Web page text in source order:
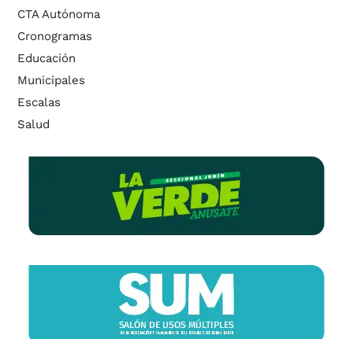
CTA Autónoma
Cronogramas
Educación
Municipales
Escalas
Salud